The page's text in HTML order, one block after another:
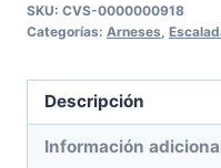
SKU: CVS-0000000918
Categorías: Arneses
Descripción
Información